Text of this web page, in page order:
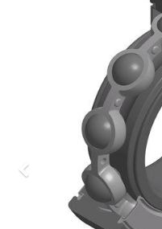
Previous